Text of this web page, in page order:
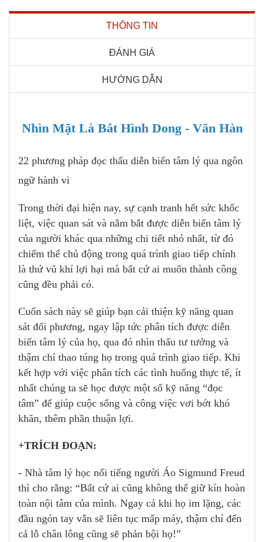
THÔNG TIN
ĐÁNH GIÁ
HƯỚNG DẪN
Nhìn Mặt Là Bắt Hình Dong - Văn Hàn
22 phương pháp đọc thấu diễn biến tâm lý qua ngôn
ngữ hành vi
Trong thời đại hiện nay, sự cạnh tranh hết sức khốc
liệt, việc quan sát và nắm bắt được diễn biến tâm lý
của người khác qua những chi tiết nhỏ nhất, từ đó
chiếm thế chủ động trong quá trình giao tiếp chính
là thứ vũ khí lợi hại mà bất cứ ai muốn thành công
cũng đều phải có.
Cuốn sách này sẽ giúp bạn cải thiện kỹ năng quan
sát đối phương, ngay lập tức phân tích được diễn
biến tâm lý của họ, qua đó nhìn thấu tư tưởng và
thậm chí thao túng họ trong quá trình giao tiếp. Khi
kết hợp với việc phân tích các tình huống thực tế, ít
nhất chúng ta sẽ học được một số kỹ năng “đọc
tâm” để giúp cuộc sống và công việc vơi bớt khó
khăn, thêm phần thuận lợi.
+TRÍCH ĐOẠN:
- Nhà tâm lý học nổi tiếng người Áo Sigmund Freud
thì cho rằng: “Bất cứ ai cũng không thể giữ kín hoàn
toàn nội tâm của mình. Ngay cả khi họ im lặng, các
đầu ngón tay vẫn sẽ liên tục mấp máy, thậm chí đến
cả lỗ chân lông cũng sẽ phản bội họ!”